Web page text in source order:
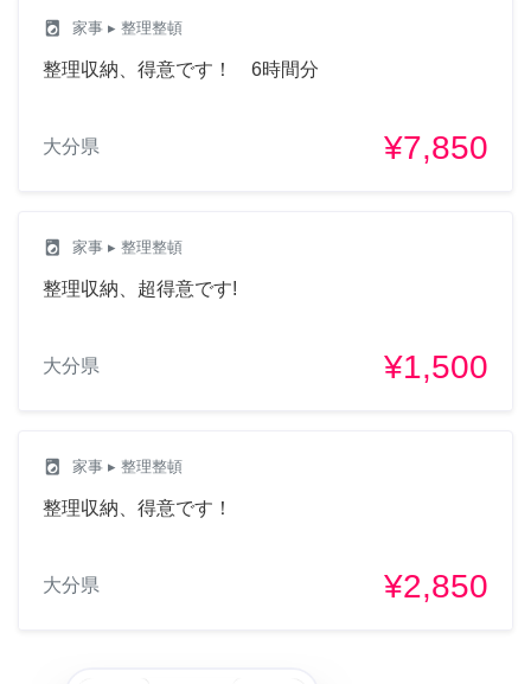
local_laundry_service 家事 ▸ 整理整頓
整理収納、得意です！ 6時間分
大分県 ¥7,850
local_laundry_service 家事 ▸ 整理整頓
整理収納、超得意です!
大分県 ¥1,500
local_laundry_service 家事 ▸ 整理整頓
整理収納、得意です！
大分県 ¥2,850